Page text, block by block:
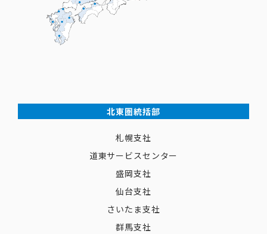
北東圏統括部
札幌支社
道東サービスセンター
盛岡支社
仙台支社
さいたま支社
群馬支社